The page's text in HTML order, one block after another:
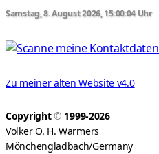
Samstag, 8. August 2026, 15:00:04 Uhr
Zu meiner alten Website v4.0
Copyright© 1999-2026
Volker O. H. Warmers
Mönchengladbach/Germany